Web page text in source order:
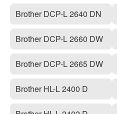
Brother DCP-L 2640 DN
Brother DCP-L 2660 DW
Brother DCP-L 2665 DW
Brother HL-L 2400 D